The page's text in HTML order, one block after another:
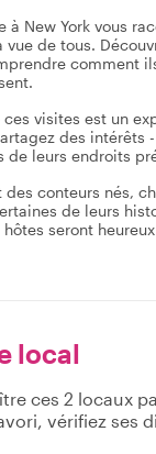
à New York vous
vue de tous.
comment
visites est un
des intérêts
de leurs endroits
des conteurs nés,
de leurs
seront
local
ces 2 locaux
vérifiez ses